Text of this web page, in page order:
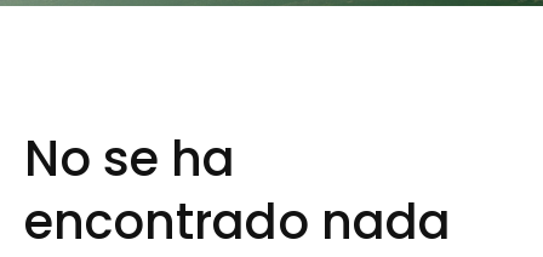
No se ha
encontrado nada